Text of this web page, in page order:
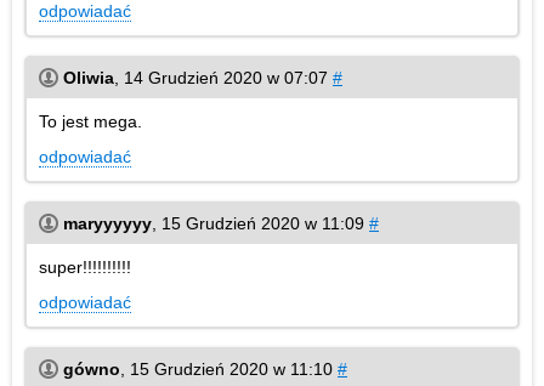
odpowiadać
Oliwia 14 Grudzień 2020 w 07:07 #
To jest mega.
odpowiadać
maryyyyyy 15 Grudzień 2020 w 11:09 #
super!!!!!!!!!!
odpowiadać
gówno 15 Grudzień 2020 w 11:10 #